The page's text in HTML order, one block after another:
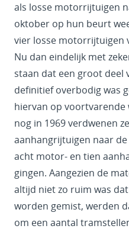
als losse motorrijtuigen
oktober op hun beurt
vier losse motorrijtuigen
Nu dan eindelijk met
staan dat een groot deel
definitief overbodig was
hiervan op voortvarende
nog in 1969 verdwenen
aanhangrijtuigen naar
acht motor- en tien
gingen. Aangezien de
altijd niet zo ruim was
worden gemist, werden
om een aantal